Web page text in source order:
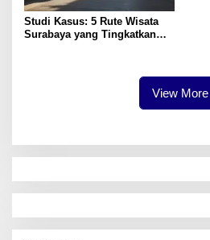
Studi Kasus: 5 Rute Wisata
Surabaya yang Tingkatkan
View More